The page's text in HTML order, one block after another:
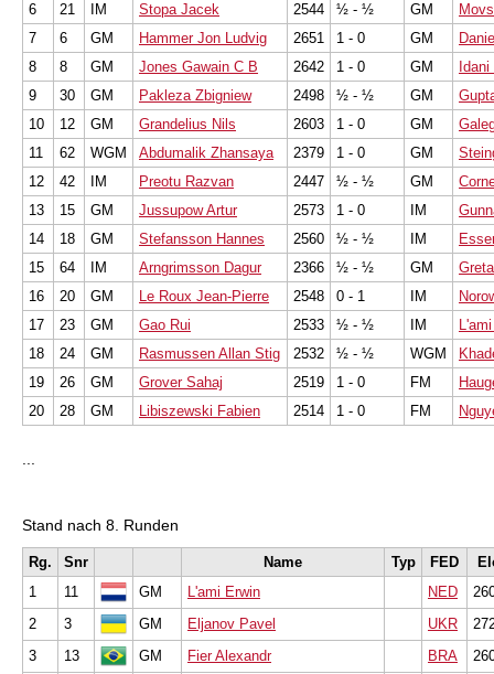
6
21 IM Stopa Jacek 2544 ½ - ½ GM
7
6 GM Hammer Jon Ludvig 2651 1 - 0 GM
8
8 GM Jones Gawain C B 2642 1 - 0 GM
9
30 GM Pakleza Zbigniew 2498 ½ - ½ GM
10
12 GM Grandelius Nils 2603 1 - 0 GM
11
62 WGM Abdumalik Zhansaya 2379 1 - 0 GM
12
42 IM Preotu Razvan 2447 ½ - ½ GM
13
15 GM Jussupow Artur 2573 1 - 0 IM
14
18 GM Stefansson Hannes 2560 ½ - ½ IM
15
64 IM Arngrimsson Dagur 2366 ½ - ½ GM
16
20 GM Le Roux Jean-Pierre 2548 0 - 1 IM
17
23 GM Gao Rui 2533 ½ - ½ IM
18
24 GM Rasmussen Allan Stig 2532 ½ - ½ WGM
19
26 GM Grover Sahaj 2519 1 - 0 FM
20
28 GM Libiszewski Fabien 2514 1 - 0 FM
Stand nach 8. Runden
Rg. Snr Name Typ FED
1
11 GM L'ami Erwin NED
2
3 GM Eljanov Pavel UKR
3
13 GM Fier Alexandr BRA